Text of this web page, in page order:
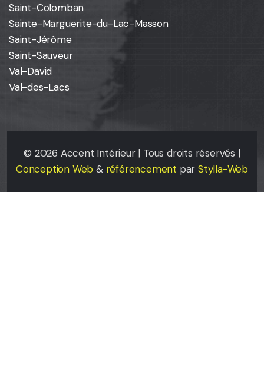
Saint-Colomban
Sainte-Marguerite-du-Lac-Masson
Saint-Jérôme
Saint-Sauveur
Val-David
Val-des-Lacs
© 2026 Accent Intérieur | Tous droits réservés |
Conception Web & référencement par Stylla-Web